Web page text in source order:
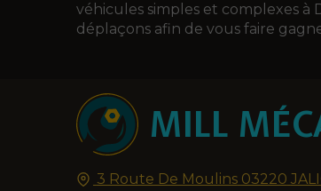
véhicules simples et complexes à
déplaçons afin de vous faire
MILL
3 Route De Moulins 03220